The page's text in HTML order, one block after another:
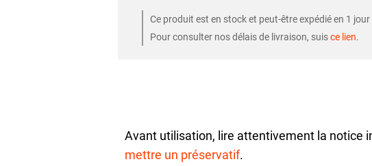
Ce produit est en stock et peut-être expédié en 1 jour
Pour consulter nos délais de livraison, suisce lien.
Avant utilisation, lire attentivement la notice
mettre un préservatif.